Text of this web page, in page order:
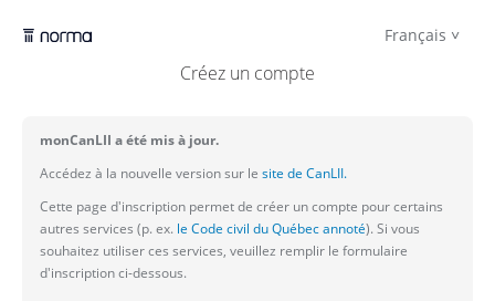
Français
Créez un compte
monCanLII a été mis à jour.
Accédez à la nouvelle version sur le site de CanLII.
Cette page d'inscription permet de créer un compte pour certains
autres services (p. ex. le Code civil du Québec annoté). Si vous
souhaitez utiliser ces services, veuillez remplir le formulaire
d'inscription ci-dessous.